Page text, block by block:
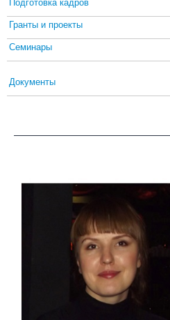
Подготовка кадров
Гранты и проекты
Семинары
Документы